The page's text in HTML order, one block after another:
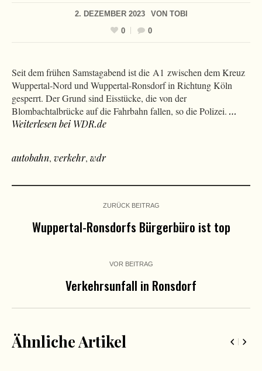
2. DEZEMBER 2023 VON TOBI
0
0
Seit dem frühen Samstagabend ist die A1 zwischen dem Kreuz
Wuppertal-Nord und Wuppertal-Ronsdorf in Richtung Köln
gesperrt. Der Grund sind Eisstücke, die von der
Blombachtalbrücke auf die Fahrbahn fallen, so die Polizei. …
Weiterlesen bei WDR.de
autobahn, verkehr, wdr
ZURÜCK BEITRAG
Wuppertal-Ronsdorfs Bürgerbüro ist top
VOR BEITRAG
Verkehrsunfall in Ronsdorf
Ähnliche Artikel